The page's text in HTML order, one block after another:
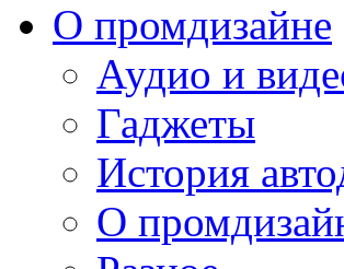
О промдизайне
Аудио и
Гаджеты
История
О